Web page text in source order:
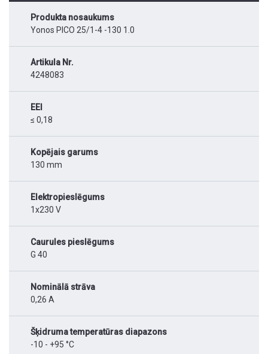
Produkta nosaukums
Yonos PICO 25/1-4 -130 1.0
Artikula Nr.
4248083
EEI
≤ 0,18
Kopējais garums
130 mm
Elektropieslēgums
1x230 V
Caurules pieslēgums
G 40
Nominālā strāva
0,26 A
Šķidruma temperatūras diapazons
-10 - +95 °C